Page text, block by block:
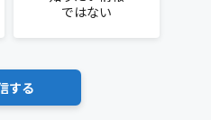
ではない